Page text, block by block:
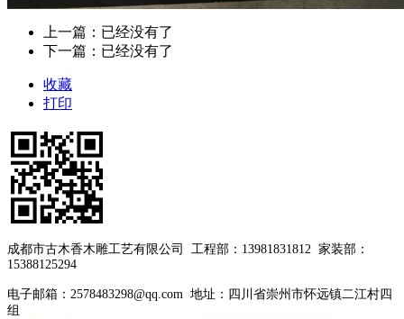
上一篇：已经没有了
下一篇：已经没有了
收藏
打印
成都市古木香木雕工艺有限公司 工程部：13981831812 家装部：
15388125294
电子邮箱：2578483298@qq.com 地址：四川省崇州市怀远镇二江村四
组